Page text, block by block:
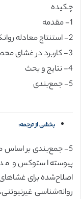
چکیده
1- مقدمه
2- استنتاج معادله روانکاری
3- کاربرد در غشای محصور دایره‌ای
4- نتایج و بحث
5- جمع‌بندی
بخشی از ترجمه:
5- جمع‌بندی بر اساس
پیوسته استوکس و
اصلاح‌شده برای
روانه‌شناسی